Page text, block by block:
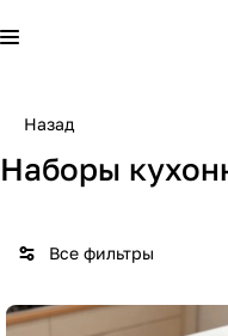
Назад
Наборы
Все фильтры